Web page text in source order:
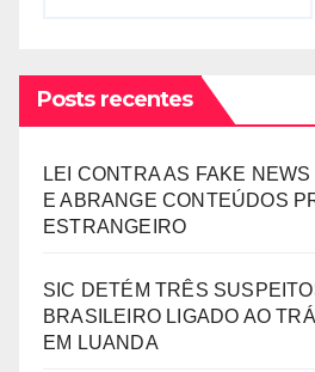
Posts recentes
LEI CONTRA AS FAKE
E ABRANGE CONTEÚDOS
ESTRANGEIRO
SIC DETÉM TRÊS
BRASILEIRO LIGADO AO
EM LUANDA